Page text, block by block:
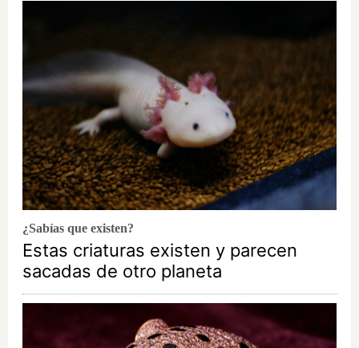
¿Sabías que existen?
Estas criaturas existen y parecen
sacadas de otro planeta